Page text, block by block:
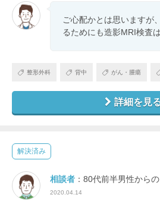
ご心配かとは思いますが
るためにも造影MRI検査
整形外科 背中 がん・腫瘍
詳細を見
解決済み
相談者 ：80代前半男性から
2020.04.14